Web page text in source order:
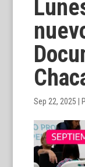
Sep 22, 2025